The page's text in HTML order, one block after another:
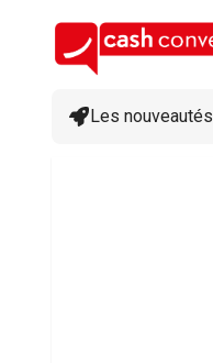
Les nouveautés